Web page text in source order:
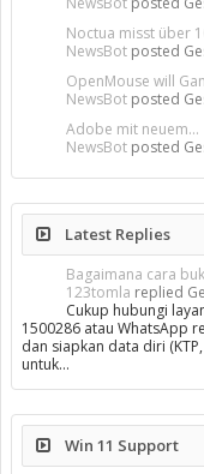
Noctua misst über
NewsBot posted
OpenMouse will
NewsBot posted
Adobe mit neuem...
NewsBot posted
Latest Replies
Bagaimana cara
123tomla replied
Cukup hubungi
1500286 atau WhatsApp
dan siapkan data diri
untuk…
Win 11 Support